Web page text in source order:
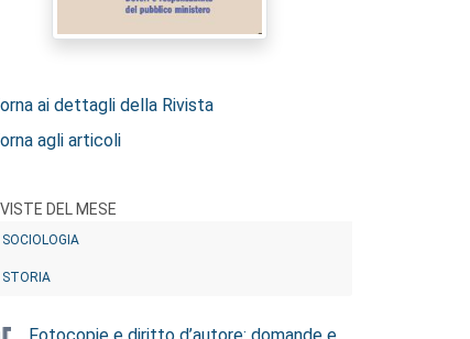
ai dettagli della Rivista
agli articoli
DEL MESE
SOCIOLOGIA
STORIA